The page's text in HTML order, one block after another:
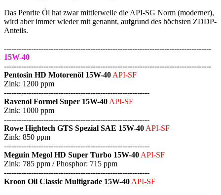
Das Penrite Öl hat zwar mittlerweile die API-SG Norm (moderner),
wird aber immer wieder mit genannt, aufgrund des höchsten ZDDP-
Anteils.
------------------------------------------------------------------------------------
15W-40
------------------------------------------------------------------------------------
Pentosin HD Motorenöl 15W-40API-SF
Zink: 1200 ppm
-----------------------------------------------------------
Ravenol Formel Super 15W-40API-SF
Zink: 1000 ppm
-----------------------------------------------------------
Rowe Hightech GTS Spezial SAE 15W-40API-SF
Zink: 850 ppm
-----------------------------------------------------------
Meguin Megol HD Super Turbo 15W-40API-SF
Zink: 785 ppm / Phosphor: 715 ppm
-----------------------------------------------------------
Kroon Oil Classic Multigrade 15W-40API-SF